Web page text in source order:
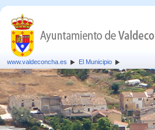
www.valdeconcha.es El Municipio